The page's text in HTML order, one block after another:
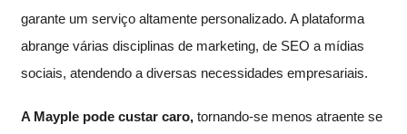
garante um serviço altamente personalizado. A plataforma
abrange várias disciplinas de marketing, de SEO a mídias
sociais, atendendo a diversas necessidades empresariais.
A Mayple pode custar caro, tornando-se menos atraente se